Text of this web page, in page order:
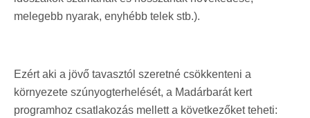
melegebb nyarak, enyhébb telek stb.).
Ezért aki a jövő tavasztól szeretné csökkenteni a
környezete szúnyogterhelését, a Madárbarát kert
programhoz csatlakozás mellett a következőket teheti: